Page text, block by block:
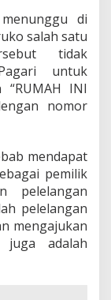
di
salah satu
tidak
untuk
INI
nomor
mendapat
pemilik
pelelangan
pelelangan
mengajukan
juga adalah